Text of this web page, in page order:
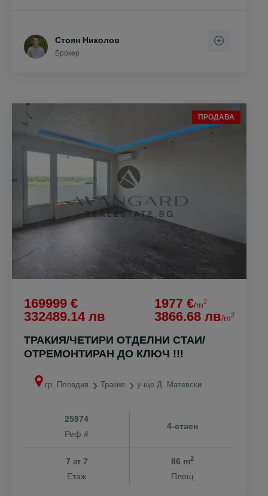
Стоян Николов
Брокер
ПРОДАВА
169999 €
332489.14 лв
1977 €/m2
3866.68 лв/m2
ТРАКИЯ/ЧЕТИРИ ОТДЕЛНИ СТАИ/
ОТРЕМОНТИРАН ДО КЛЮЧ !!!
гр. Пловдив Тракия у-ще Д. Матевски
25974
Реф #
4-стаен
7 от7
Етаж
86 m2
Площ